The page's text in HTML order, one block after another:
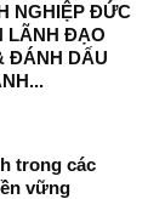
NGHIỆP ĐỨC
LÃNH ĐẠO
ĐÁNH DẤU
trong các
vững